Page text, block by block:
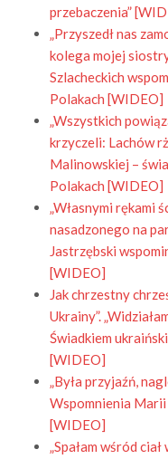
przebaczenia”
„Przyszedł nas
kolega mojej
Szlacheckich
Polakach [WIDEO]
„Wszystkich
krzyczeli: Lachów
Malinowskiej –
Polakach [WIDEO]
„Własnymi rękami
nasadzonego na
Jastrzębski
[WIDEO]
Jak chrzestny
Ukrainy”.
Świadkiem
[WIDEO]
„Była przyjaźń,
Wspomnienia Marii
[WIDEO]
„Spałam wśród